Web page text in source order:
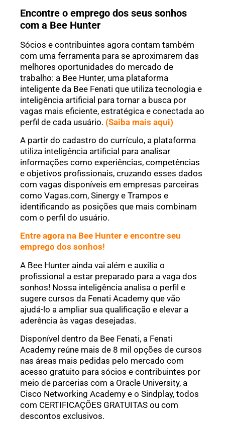
Encontre o emprego dos seus sonhos
com a Bee Hunter
Sócios e contribuintes agora contam também
com uma ferramenta para se aproximarem das
melhores oportunidades do mercado de
trabalho: a Bee Hunter, uma plataforma
inteligente da Bee Fenati que utiliza tecnologia e
inteligência artificial para tornar a busca por
vagas mais eficiente, estratégica e conectada ao
perfil de cada usuário. (Saiba mais aqui)
A partir do cadastro do currículo, a plataforma
utiliza inteligência artificial para analisar
informações como experiências, competências
e objetivos profissionais, cruzando esses dados
com vagas disponíveis em empresas parceiras
como Vagas.com, Sinergy e Trampos e
identificando as posições que mais combinam
com o perfil do usuário.
Entre agora na Bee Hunter e encontre seu
emprego dos sonhos!
A Bee Hunter ainda vai além e auxilia o
profissional a estar preparado para a vaga dos
sonhos! Nossa inteligência analisa o perfil e
sugere cursos da Fenati Academy que vão
ajudá-lo a ampliar sua qualificação e elevar a
aderência às vagas desejadas.
Disponível dentro da Bee Fenati, a Fenati
Academy reúne mais de 8 mil opções de cursos
nas áreas mais pedidas pelo mercado com
acesso gratuito para sócios e contribuintes por
meio de parcerias com a Oracle University, a
Cisco Networking Academy e o Sindplay, todos
com CERTIFICAÇÕES GRATUITAS ou com
descontos exclusivos.